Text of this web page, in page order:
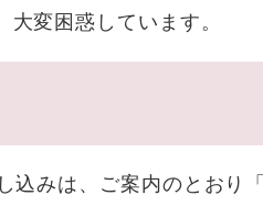
変困惑しています。
みは、ご案内のとおり